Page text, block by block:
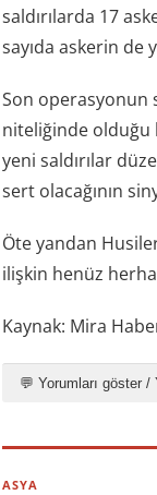
saldırılarda 17
sayıda askerin de
Son operasyonun
niteliğinde olduğu
yeni saldırılar
sert olacağının
Öte yandan
ilişkin henüz
Kaynak: Mira
💬 Yorumları göster /
ASYA